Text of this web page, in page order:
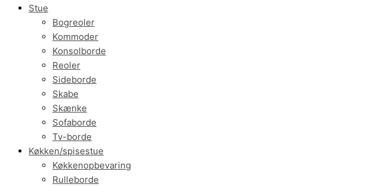
Stue
Bogreoler
Kommoder
Konsolborde
Reoler
Sideborde
Skabe
Skænke
Sofaborde
Tv-borde
Køkken/spisestue
Køkkenopbevaring
Rulleborde